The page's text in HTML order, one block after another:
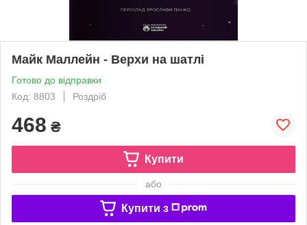
Майк Маллейн - Верхи на шатлі
Готово до відправки
Код: 8803
Роздріб
468 ₴
Купити
або
Купити з